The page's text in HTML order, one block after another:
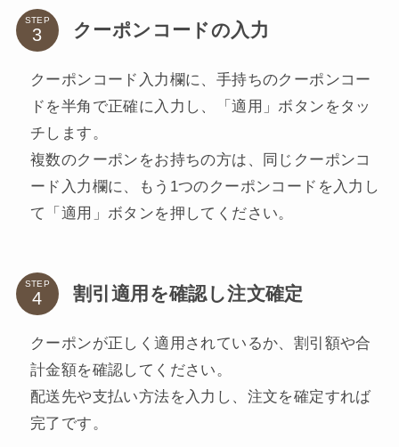
STEP クーポンコードの入力
クーポンコード入力欄に、手持ちのクーポンコー
ドを半角で正確に入力し、「適用」ボタンをタッ
チします。
複数のクーポンをお持ちの方は、同じクーポンコ
ード入力欄に、もう1つのクーポンコードを入力し
て「適用」ボタンを押してください。
STEP 割引適用を確認し注文確定
クーポンが正しく適用されているか、割引額や合
計金額を確認してください。
配送先や支払い方法を入力し、注文を確定すれば
完了です。